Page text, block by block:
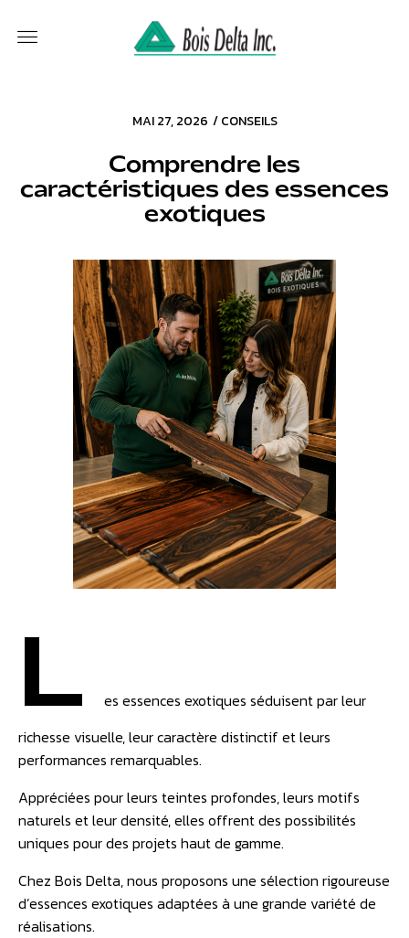
MAI 27, 2026 / CONSEILS
Comprendre les
caractéristiques des essences
exotiques
L
es essences exotiques séduisent par leur
richesse visuelle, leur caractère distinctif et leurs
performances remarquables.
Appréciées pour leurs teintes profondes, leurs motifs
naturels et leur densité, elles offrent des possibilités
uniques pour des projets haut de gamme.
Chez Bois Delta, nous proposons une sélection rigoureuse
d’essences exotiques adaptées à une grande variété de
réalisations.